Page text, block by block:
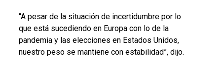
“A pesar de la situación de incertidumbre por lo
que está sucediendo en Europa con lo de la
pandemia y las elecciones en Estados Unidos,
nuestro peso se mantiene con estabilidad”, dijo.